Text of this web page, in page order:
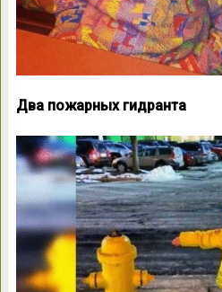
Два пожарных гидранта